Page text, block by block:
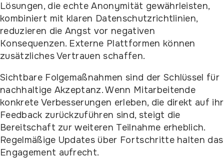
Lösungen, die echte Anonymität gewährleisten,
kombiniert mit klaren Datenschutzrichtlinien,
reduzieren die Angst vor negativen
Konsequenzen. Externe Plattformen können
zusätzliches Vertrauen schaffen.
Sichtbare Folgemaßnahmen sind der Schlüssel für
nachhaltige Akzeptanz. Wenn Mitarbeitende
konkrete Verbesserungen erleben, die direkt auf ihr
Feedback zurückzuführen sind, steigt die
Bereitschaft zur weiteren Teilnahme erheblich.
Regelmäßige Updates über Fortschritte halten das
Engagement aufrecht.